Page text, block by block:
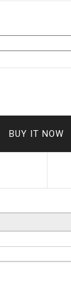
BUY IT NOW